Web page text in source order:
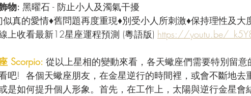
物: 黑曜石 - 防止小人及濁氣干擾
似真的愛情♦舊問題再度重現♦別受小人所刺激♦保持理性及大
上收看最新12星座運程預測 (粵語版) https://youtu.be/
Scorpio: 從以上星相的變動來看，各天蠍座們需要特別留
吧!  各個天蠍座朋友，在金星逆行的時間裡，或會不斷地去
是如何提升個人形象。首先，在工作上，太陽與逆行金星會